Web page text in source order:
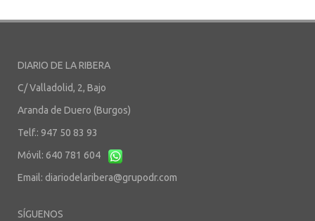
DIARIO DE LA RIBERA
C/ Valladolid, 2, Bajo
Aranda de Duero (Burgos)
Telf.: 947 50 83 93
Móvil: 640 781 604
Email: diariodelaribera@grupodr.com
SÍGUENOS